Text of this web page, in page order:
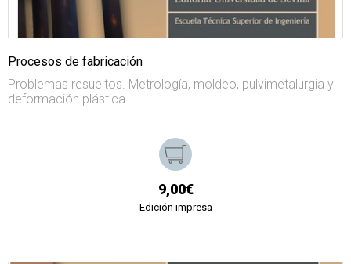
Procesos de fabricación
Problemas resueltos. Metrología, moldeo, pulvimetalurgia y
deformación plástica
9,00€
Edición impresa